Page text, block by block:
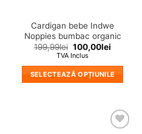
Cardigan bebe Indwe
Noppies bumbac organic
199,99lei 100,00lei
TVA Inclus
SELECTEAZĂ OPȚIUNILE